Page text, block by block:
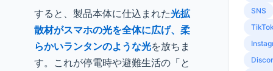
すると、製品本体に仕込まれた光拡
散材がスマホの光を全体に広げ、柔
らかいランタンのような光を放ちま
す。これが停電時や避難生活の「と
SNS